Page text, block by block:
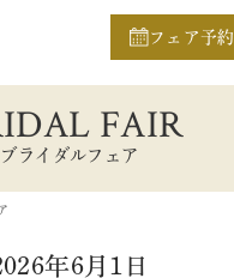
フェア予約
FAIR
ブライダルフェア
年6月1日